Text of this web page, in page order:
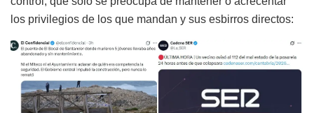
los privilegios de los que mandan y sus esbirros directos: